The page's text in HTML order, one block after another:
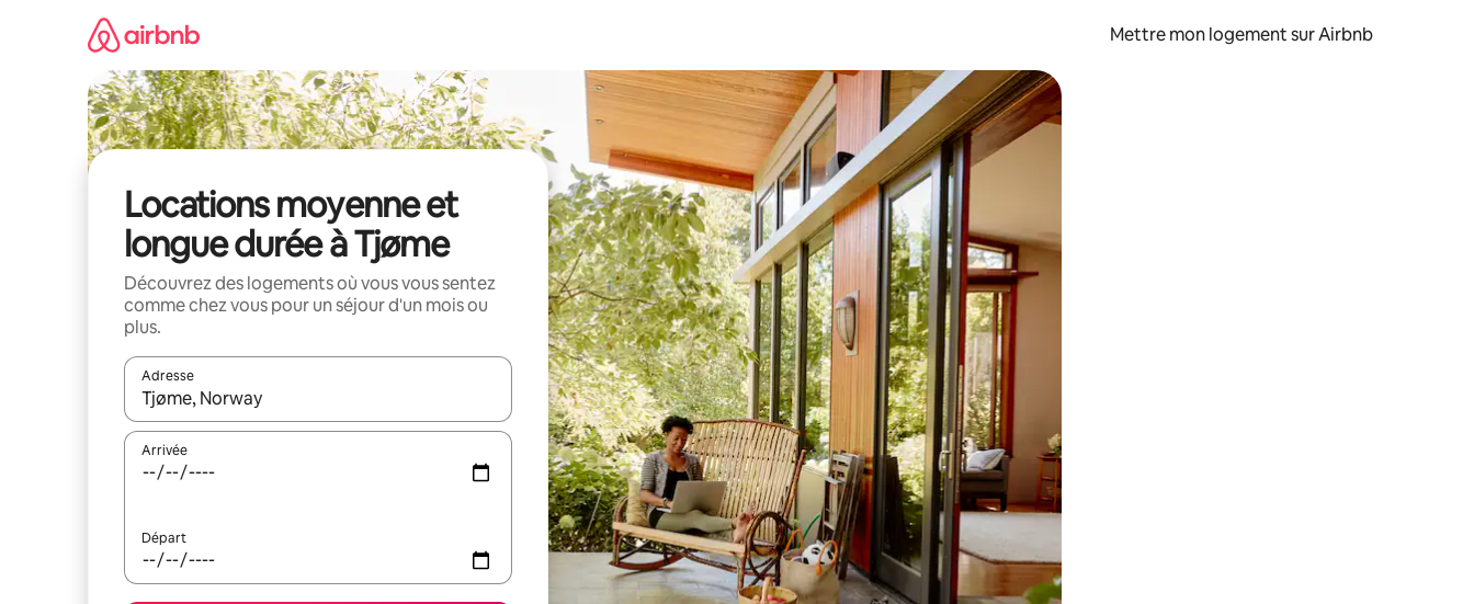
Mettre mon logement sur Airbnb
Locations moyenne et
longue durée à Tjøme
Découvrez des logements où vous vous sentez
comme chez vous pour un séjour d'un mois ou
plus.
Adresse
Lorsque les résultats s'affichent, utilisez les flèches vers le haut et vers le bas pour les parcourir ou en appuyant et en faisant glisser.
Arrivée
Départ